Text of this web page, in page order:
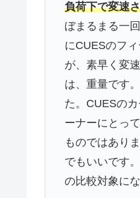
負荷下で変速
ぼまるまる一
にCUESのフ
が、素早く変
は、重量です
た。CUESの
ーナーにとっ
ものではあり
でもいいです
の比較対象に